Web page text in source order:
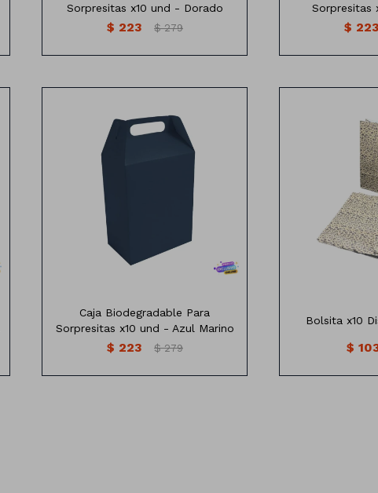
Sorpresitas x10 und - Dorado
$ 223 $ 279
Sorpresitas
$ 223
Caja de Cartón Biodegradable para
Medidas:18,5 cm de alto x 15,5 cm de
Profundidad: 15x9cm
Contiene: 10 Unidades
Caja Biodegradable Para
Sorpresitas x10 und - Azul Marino
$ 223 $ 279
Bolsa de Papel
Bolsita x10
$